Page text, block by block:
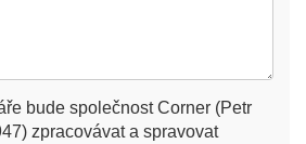
bude společnost Corner (Petr
zpracovávat a spravovat